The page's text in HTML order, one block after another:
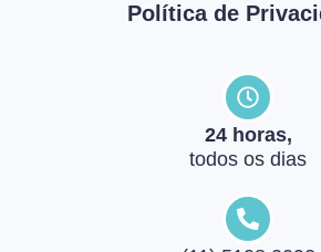
Política de
24 horas,
todos os dias